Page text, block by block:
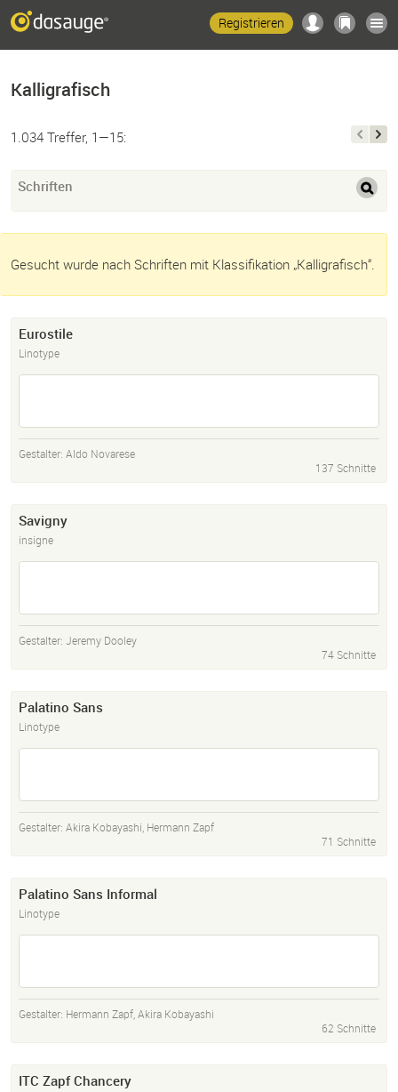
Registrieren
Kalligrafisch
1.034 Treffer, 1—15:
Schriften
Gesucht wurde nach Schriften mit Klassifikation „Kalligrafisch“.
Eurostile
Linotype
Gestalter: Aldo Novarese
137 Schnitte
Savigny
insigne
Gestalter: Jeremy Dooley
74 Schnitte
Palatino Sans
Linotype
Gestalter: Akira Kobayashi, Hermann Zapf
71 Schnitte
Palatino Sans Informal
Linotype
Gestalter: Hermann Zapf,Akira Kobayashi
62 Schnitte
ITC Zapf Chancery